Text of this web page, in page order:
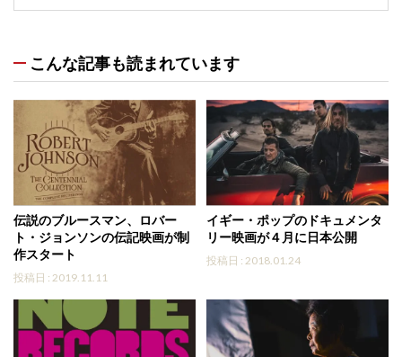
こんな記事も読まれています
伝説のブルースマン、ロバー
ト・ジョンソンの伝記映画が制
作スタート
投稿日 : 2019.11.11
イギー・ポップのドキュメンタ
リー映画が４月に日本公開
投稿日 : 2018.01.24